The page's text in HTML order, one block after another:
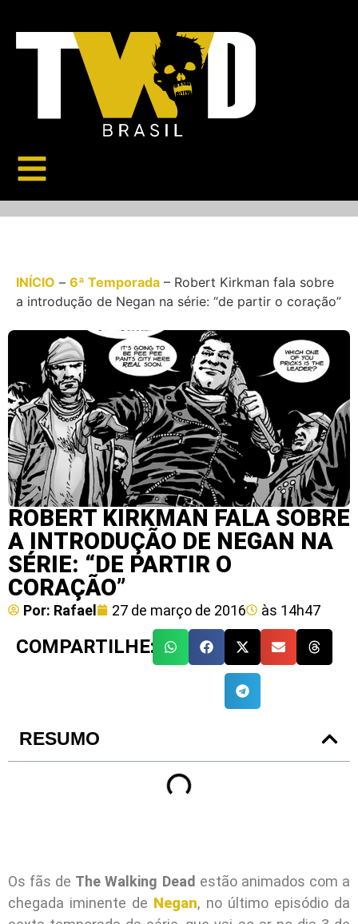
INÍCIO – 6ª Temporada – Robert Kirkman fala sobre
a introdução de Negan na série: “de partir o coração”
ROBERT KIRKMAN FALA SOBRE
A INTRODUÇÃO DE NEGAN NA
SÉRIE: “DE PARTIR O
CORAÇÃO”
Por: Rafael 27 de março de 2016 às 14h47
COMPARTILHE:
RESUMO
Os fãs de The Walking Dead estão animados com a
chegada iminente de Negan, no último episódio da